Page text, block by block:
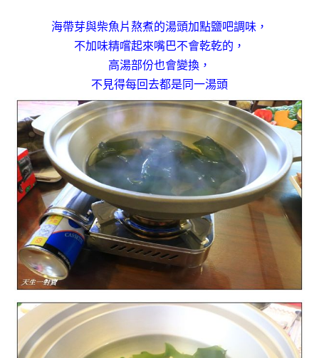
海帶芽與柴魚片熬煮的湯頭加點鹽吧調味，
不加味精嚐起來嘴巴不會乾乾的，
高湯部份也會變換，
不見得每回去都是同一湯頭